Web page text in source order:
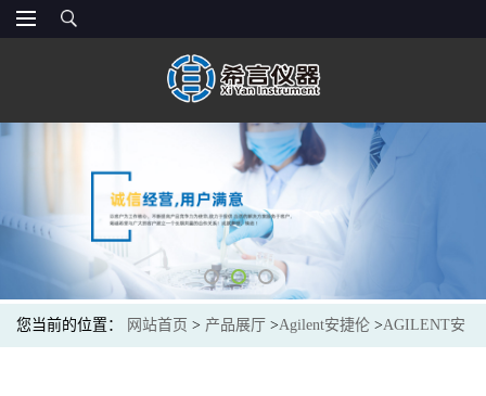
您当前的位置： 网站首页 > 产品展厅 >Agilent安捷伦 >AGILENT安